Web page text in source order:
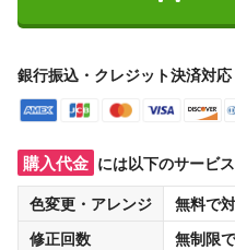
銀行振込・クレジット決済対応
購入代金 には以下のサービ
色変更・アレンジ
無料で
修正回数
無制限